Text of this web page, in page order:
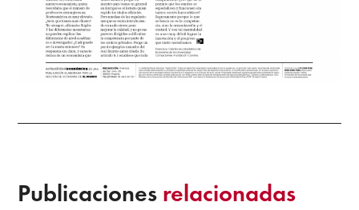
Publicaciones relacionadas